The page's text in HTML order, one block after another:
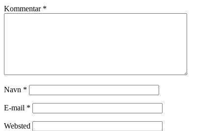
Kommentar *
Navn *
E-mail *
Websted